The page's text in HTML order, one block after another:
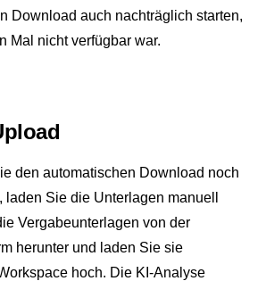
Download auch nachträglich starten,
Mal nicht verfügbar war.
den automatischen Download noch
laden Sie die Unterlagen manuell
Vergabeunterlagen von der
herunter und laden Sie sie
hoch. Die KI-Analyse